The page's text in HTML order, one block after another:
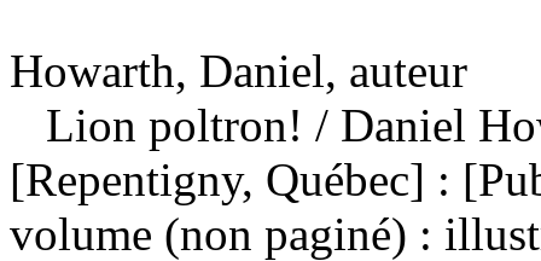
Howarth, Daniel, auteur
Lion poltron! / Daniel
[Repentigny, Québec] :
volume (non paginé) :